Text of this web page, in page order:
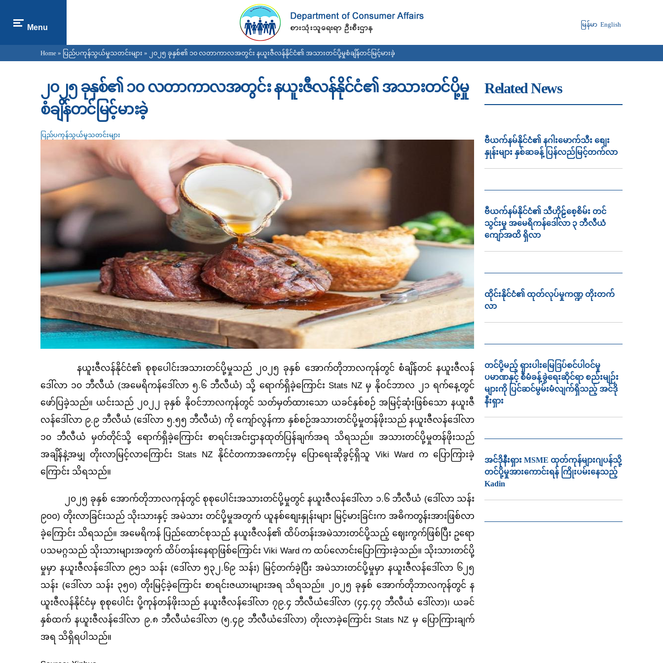
main
content
မြန်မာ English
Menu
You are here
Home » ပြည်ပကုန်သွယ်မှုသတင်းများ » ၂၀၂၅ ခုနှစ်၏ ၁၀ လတာကာလအတွင်း နယူးဇီလန်နိုင်ငံ၏ အသားတင်ပို့မှုစံချိန်တင်မြင့်မားခဲ့
၂၀၂၅ ခုနှစ်၏ ၁၀ လတာကာလအတွင်း နယူးဇီလန်နိုင်ငံ၏ အသားတင်ပို့မှု
စံချိန်တင်မြင့်မားခဲ့
ပြည်ပကုန်သွယ်မှုသတင်းများ
နယူးဇီလန်နိုင်ငံ၏ စုစုပေါင်းအသားတင်ပို့မှုသည် ၂၀၂၅ ခုနှစ် အောက်တိုဘာလကုန်တွင် စံချိန်တင် နယူးဇီလန်
ဒေါ်လာ ၁၀ ဘီလီယံ (အမေရိကန်ဒေါ်လာ ၅.၆ ဘီလီယံ) သို့ ရောက်ရှိခဲ့ကြောင်း Stats NZ မှ နိုဝင်ဘာလ ၂၁ ရက်နေ့တွင်
ဖော်ပြခဲ့သည်။ ယင်းသည် ၂၀၂၂ ခုနှစ် နိုဝင်ဘာလကုန်တွင် သတ်မှတ်ထားသော ယခင်နှစ်စဉ် အမြင့်ဆုံးဖြစ်သော နယူးဇီ
လန်ဒေါ်လာ ၉.၉ ဘီလီယံ (ဒေါ်လာ ၅.၅၅ ဘီလီယံ) ကို ကျော်လွန်ကာ နှစ်စဉ်အသားတင်ပို့မှုတန်ဖိုးသည် နယူးဇီလန်ဒေါ်လာ
၁၀ ဘီလီယံ မှတ်တိုင်သို့ ရောက်ရှိခဲ့ကြောင်း စာရင်းအင်းဌာနထုတ်ပြန်ချက်အရ သိရသည်။ အသားတင်ပို့မှုတန်ဖိုးသည်
အချိန်နဲ့အမျှ တိုးလာမြင့်လာကြောင်း Stats NZ နိုင်ငံတကာအကောင့်မှ ပြောရေးဆိုခွင့်ရှိသူ Viki Ward က ပြောကြားခဲ့
ကြောင်း သိရသည်။
၂၀၂၅ ခုနှစ် အောက်တိုဘာလကုန်တွင် စုစုပေါင်းအသားတင်ပို့မှုတွင် နယူးဇီလန်ဒေါ်လာ ၁.၆ ဘီလီယံ (ဒေါ်လာ သန်း
၉၀၀) တိုးလာခြင်းသည် သိုးသားနှင့် အမဲသား တင်ပို့မှုအတွက် ယူနစ်စျေးနှုန်းများ မြင့်မားခြင်းက အဓိကတွန်းအားဖြစ်လာ
ခဲ့ကြောင်း သိရသည်။ အမေရိကန် ပြည်ထောင်စုသည် နယူးဇီလန်၏ ထိပ်တန်းအမဲသားတင်ပို့သည့် ဈေးကွက်ဖြစ်ပြီး ဥရော
ပသမဂ္ဂသည် သိုးသားများအတွက် ထိပ်တန်းနေရာဖြစ်ကြောင်း Viki Ward က ထပ်လောင်းပြောကြားခဲ့သည်။ သိုးသားတင်ပို့
မှုမှာ နယူးဇီလန်ဒေါ်လာ ၉၅၁ သန်း (ဒေါ်လာ ၅၃၂.၆၉ သန်း) မြင့်တက်ခဲ့ပြီး အမဲသားတင်ပို့မှုမှာ နယူးဇီလန်ဒေါ်လာ ၆၂၅
သန်း (ဒေါ်လာ သန်း ၃၅၀) တိုးမြင့်ခဲ့ကြောင်း စာရင်းဇယားများအရ သိရသည်။ ၂၀၂၅ ခုနှစ် အောက်တိုဘာလကုန်တွင် န
ယူးဇီလန်နိုင်ငံမှ စုစုပေါင်း ပို့ကုန်တန်ဖိုးသည် နယူးဇီလန်ဒေါ်လာ ၇၉.၄ ဘီလီယံဒေါ်လာ (၄၄.၄၇ ဘီလီယံ ဒေါ်လာ)၊ ယခင်
နှစ်ထက် နယူးဇီလန်ဒေါ်လာ ၉.၈ ဘီလီယံဒေါ်လာ (၅.၄၉ ဘီလီယံဒေါ်လာ) တိုးလာခဲ့ကြောင်း Stats NZ မှ ပြောကြားချက်
အရ သိရှိရပါသည်။
Related News
ဗီယက်နမ်နိုင်ငံ၏ နဂါးမောက်သီး စျေး
နှုန်းများ နှစ်ဆခန့် ပြန်လည်မြင့်တက်လာ
ဗီယက်နမ်နိုင်ငံ၏ သီဟိုဠ်စေ့စိမ်း တင်
သွင်းမှု အမေရိကန်ဒေါ်လာ ၃ ဘီလီယံ
ကျော်အထိ ရှိလာ
ထိုင်းနိုင်ငံ၏ ထုတ်လုပ်မှုကဏ္ဍ တိုးတက်
လာ
တင်ပို့မည့် ရှားပါးမြေဒြပ်စင်ပါဝင်မှု
ပမာဏနှင့် စီမံခန့်ခွဲရေးဆိုင်ရာ စည်းမျဉ်း
များကို ပြင်ဆင်မွမ်းမံလျက်ရှိသည့် အင်ဒို
နီးရှား
အင်ဒိုနီးရှား MSME ထုတ်ကုန်များဂျပန်သို့
တင်ပို့မှုအားကောင်းရန် ကြိုးပမ်းနေသည့်
Kadin